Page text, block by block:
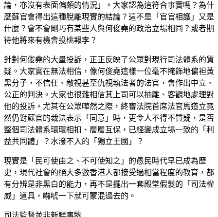
論，亦沒有表面偏頗的情況」。大家認為這符合事實嗎？為什
麼蘇官會得出這種脫離現實的結論？這不是「官官相護」又是
什麼？會不會剛巧有某些人與何俊堯的政治立場相同？或者期
待他將來有機會投桃報李？
針對何俊堯的大量投訴，正正反映了公眾對現行司法體系的質
疑。大家實在無法相信，像何俊堯這樣一位毫不掩飾地偏袒黃
黑分子，不信任、敵視甚至仇視執法者的法官，會作出中立、
公正的判決。大家也很難相信其上司可以抽離、客觀地處理對
他的投訴。尤其在公眾嘩然之際，終審法院首席法官馬道立竟
然仍對蘇官的裁決表示「同意」時，更令人不得不質疑，是否
整個司法體系環環相扣、層層互保，已經變成立場一致的「利
益共同體」？水潑不入的「獨立王國」？
現實是「民可使由之、不可使知之」的愚民時代早已成為歷
史，現代社會的絕大多數香港人都接受過相當程度的教育，都
有分辨是非黑白的能力，再不是擺出一套殿堂假髮的「司法權
威」道具，嚇唬一下就可蒙混過去的。
司法監督並非新鮮事物